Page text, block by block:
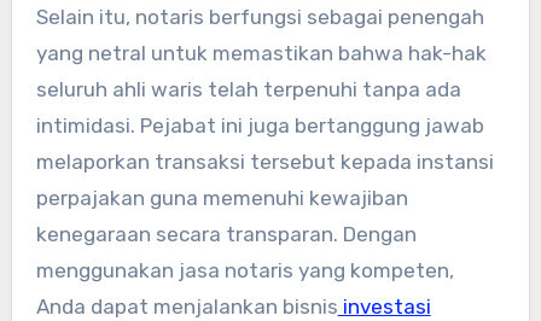
Selain itu, notaris berfungsi sebagai penengah
yang netral untuk memastikan bahwa hak-hak
seluruh ahli waris telah terpenuhi tanpa ada
intimidasi. Pejabat ini juga bertanggung jawab
melaporkan transaksi tersebut kepada instansi
perpajakan guna memenuhi kewajiban
kenegaraan secara transparan. Dengan
menggunakan jasa notaris yang kompeten,
Anda dapat menjalankan bisnis investasi